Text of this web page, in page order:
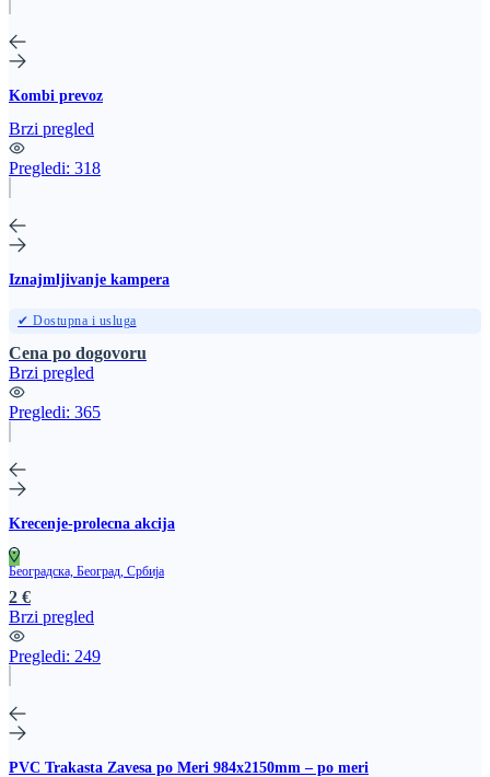
Kombi prevoz
Brzi pregled
Pregledi: 318
Iznajmljivanje kampera
✔ Dostupna i usluga
Cena po dogovoru
Brzi pregled
Pregledi: 365
Krecenje-prolecna akcija
Београдска, Београд, Србија
2 €
Brzi pregled
Pregledi: 249
PVC Trakasta Zavesa po Meri 984x2150mm – po meri